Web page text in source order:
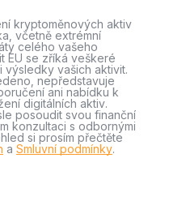
kryptoměnových aktiv
včetně extrémní
celého vašeho
EU se zříká veškeré
vašich aktivit.
nepředstavuje
ani nabídku k
digitálních aktiv.
posoudit svou finanční
konzultaci s odbornými
si prosím přečtěte
a Smluvní podmínky.